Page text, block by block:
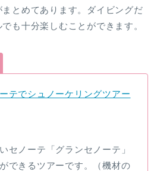
とめてあります。ダイビングだ
も十分楽しむことができます。
テでシュノーケリングツアー
セノーテ「グランセノーテ」
できるツアーです。（機材の